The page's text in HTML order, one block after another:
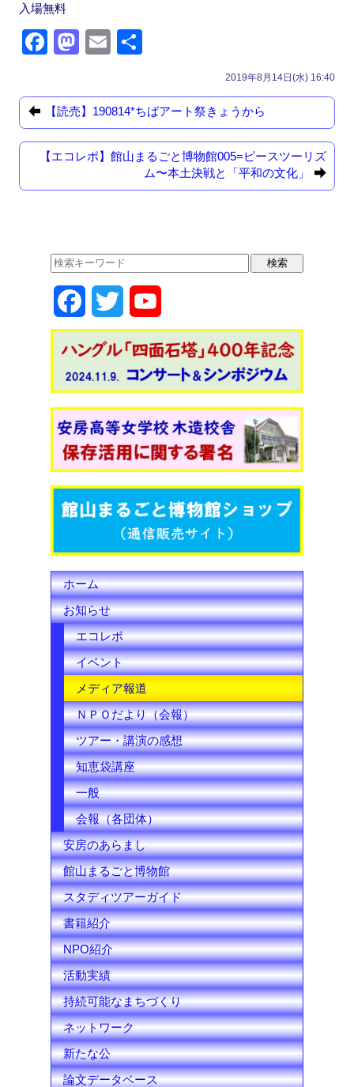
入場無料
F
c
e
b
o
o
M
st
o
d
o
n
E
ail
2019年8月14日(水) 16:40
【読売】190814*ちばアート祭きょうから
【エコレポ】館山まるごと博物館005=ピースツーリズ
ム〜本土決戦と「平和の文化」
a
e
b
o
o
w
t
t
e
r
o
T
u
b
e
C
h
a
n
n
e
l
ホーム
お知らせ
エコレポ
イベント
メディア報道
ＮＰＯだより（会報）
ツアー・講演の感想
知恵袋講座
一般
会報（各団体）
安房のあらまし
館山まるごと博物館
スタディツアーガイド
書籍紹介
NPO紹介
活動実績
持続可能なまちづくり
ネットワーク
新たな公
論文データベース